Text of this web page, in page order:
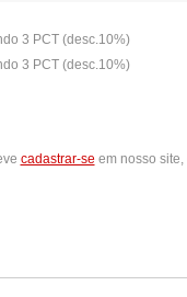
3 PCT (desc.10%)
3 PCT (desc.10%)
cadastrar-se em nosso